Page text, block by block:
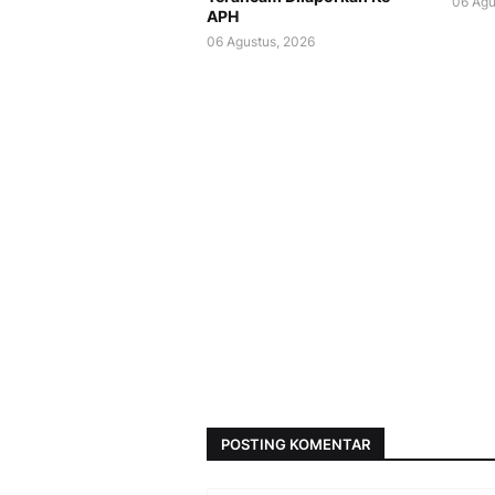
APH
06 Agustus, 2026
POSTING KOMENTAR